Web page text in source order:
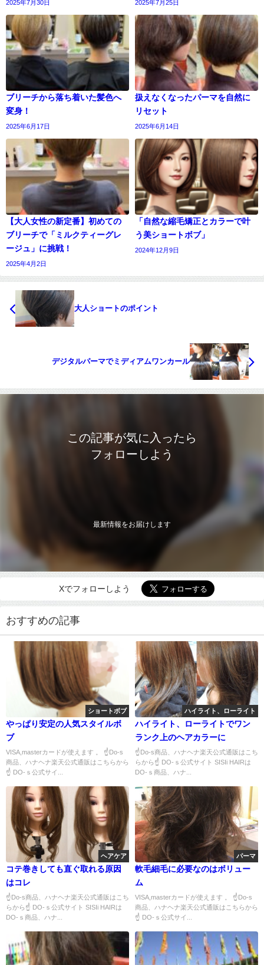
2025年7月30日 2025年7月25日
ブリーチから落ち着いた髪色へ
変身！
2025年6月17日
扱えなくなったパーマを自然に
リセット
2025年6月14日
【大人女性の新定番】初めての
ブリーチで「ミルクティーグレ
ージュ」に挑戦！
2025年4月2日
「自然な縮毛矯正とカラーで叶
う美ショートボブ」
2024年12月9日
大人ショートのポイント
デジタルパーマでミディアムワンカール
この記事が気に入ったら
フォローしよう
最新情報をお届けします
Xでフォローしよう
おすすめの記事
ショートボブ
やっぱり安定の人気スタイルボ
ブ
VISA,masterカードが使えます 。 ☝Do-s
商品、ハナヘナ楽天公式通販はこちらから
☝ DO-ｓ公式サイ...
ハイライト、ローライト
ハイライト、ローライトでワン
ランク上のヘアカラーに
☝Do-s商品、ハナヘナ楽天公式通販はこち
らから☝ DO-ｓ公式サイト SISIi HAIRは
DO-ｓ商品、ハナ...
ヘアケア
コテ巻きしても直ぐ取れる原因
はコレ
☝Do-s商品、ハナヘナ楽天公式通販はこち
らから☝ DO-ｓ公式サイト SISIi HAIRは
DO-ｓ商品、ハナ...
パーマ
軟毛細毛に必要なのはボリュー
ム
VISA,masterカードが使えます 。 ☝Do-s
商品、ハナヘナ楽天公式通販はこちらから
☝ DO-ｓ公式サイ...